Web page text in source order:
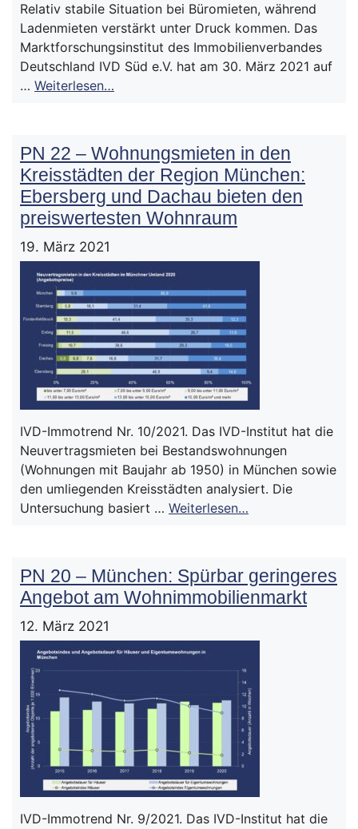
Relativ stabile Situation bei Büromieten, während
Ladenmieten verstärkt unter Druck kommen. Das
Marktforschungsinstitut des Immobilienverbandes
Deutschland IVD Süd e.V. hat am 30. März 2021 auf
… Weiterlesen…
PN 22 – Wohnungsmieten in den
Kreisstädten der Region München:
Ebersberg und Dachau bieten den
preiswertesten Wohnraum
19. März 2021
IVD-Immotrend Nr. 10/2021. Das IVD-Institut hat die
Neuvertragsmieten bei Bestandswohnungen
(Wohnungen mit Baujahr ab 1950) in München sowie
den umliegenden Kreisstädten analysiert. Die
Untersuchung basiert … Weiterlesen…
PN 20 – München: Spürbar geringeres
Angebot am Wohnimmobilienmarkt
12. März 2021
IVD-Immotrend Nr. 9/2021. Das IVD-Institut hat die